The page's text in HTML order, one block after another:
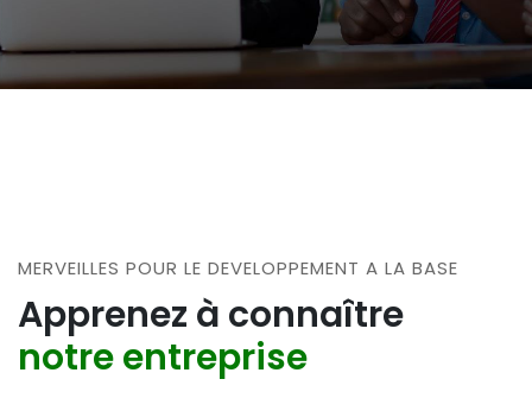
MERVEILLES POUR LE DEVELOPPEMENT A LA BASE
Apprenez à connaître
notre entreprise